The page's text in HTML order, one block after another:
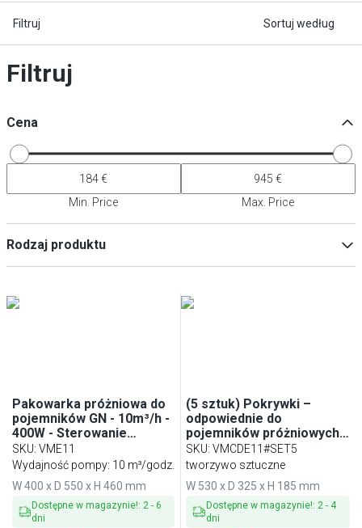
Filtruj Sortuj według
Filtruj
Cena
Min. Price Max. Price
Rodzaj produktu
Pakowarka próżniowa do
pojemników GN - 10m³/h -
400W - Sterowanie
cyfrowe - Nablatowa
SKU: VME11
Wydajność pompy: 10 m³/godz.
W 400 x D 550 x H 460 mm
Dostępne w magazynie!: 2 - 6
dni
(5 sztuk) Pokrywki –
odpowiednie do
pojemników próżniowych
GN VMCE
SKU:VMCDE11#SET5
tworzywo sztuczne
W 530 x D 325 x H 185 mm
Dostępne w magazynie!: 2 - 4
dni